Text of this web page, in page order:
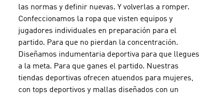
las normas y definir nuevas. Y volverlas a romper.
Confeccionamos la ropa que visten equipos y
jugadores individuales en preparación para el
partido. Para que no pierdan la concentración.
Diseñamos indumentaria deportiva para que llegues
a la meta. Para que ganes el partido. Nuestras
tiendas deportivas ofrecen atuendos para mujeres,
con tops deportivos y mallas diseñados con un